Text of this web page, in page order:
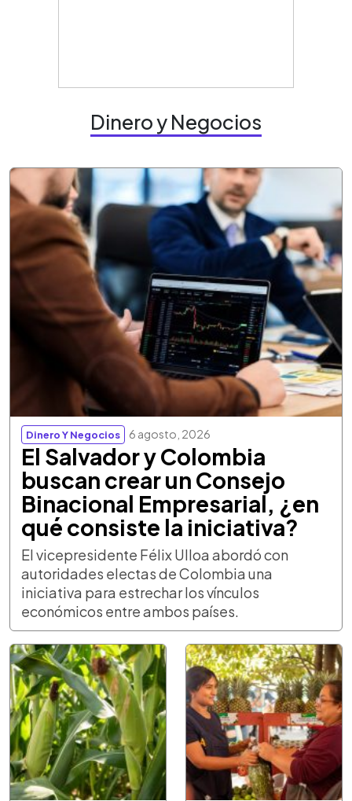
Dinero y Negocios
Dinero Y Negocios 6 agosto, 2026
El Salvador y Colombia
buscan crear un Consejo
Binacional Empresarial, ¿en
qué consiste la iniciativa?
El vicepresidente Félix Ulloa abordó con
autoridades electas de Colombia una
iniciativa para estrechar los vínculos
económicos entre ambos países.